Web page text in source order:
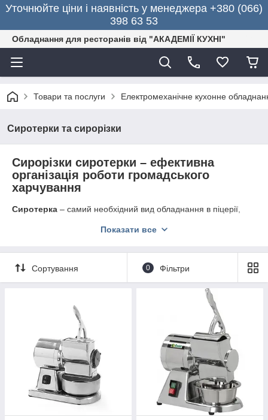
Уточнюйте ціни і наявність у менеджера +380 (066)
398 63 53
Обладнання для ресторанів від "АКАДЕМІЇ КУХНІ"
Товари та послуги Електромеханічне кухонне
Сиротерки та сирорізки
Сирорізки сиротерки – ефективна
організація роботи громадського
харчування
Сиротерка – самий необхідний вид обладнання в піцерії,
складно готувати цей продукт в ручну, і сыротерка самий
сиру і його вологість, т. к. для цього використовуються різні
сыротерки: одні підходять для твердих сирів сорту
вогких сирів "Моцарелла", "Чеддер", "Гауда", "Едам" і т. д. Всі
Сирорізка ( гільйотина для сиру) призначена для допомоги
продавцям в супермаркетах, кухарям в ресторанах,
їдальнях, нарізки сиру з великих головок маленькі шматочки.
Така машина вигідна ресторанам, кафе, продуктових
магазинах і т. д., так як дозволяє оптимізувати процеси
приготування страв, збільшити прибуток.
Показати все
Сортування 0 Фільтри